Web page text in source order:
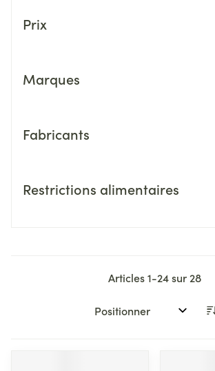
Prix
Marques
Fabricants
Restrictions alimentaires
Articles1-24sur 28
Trier par: